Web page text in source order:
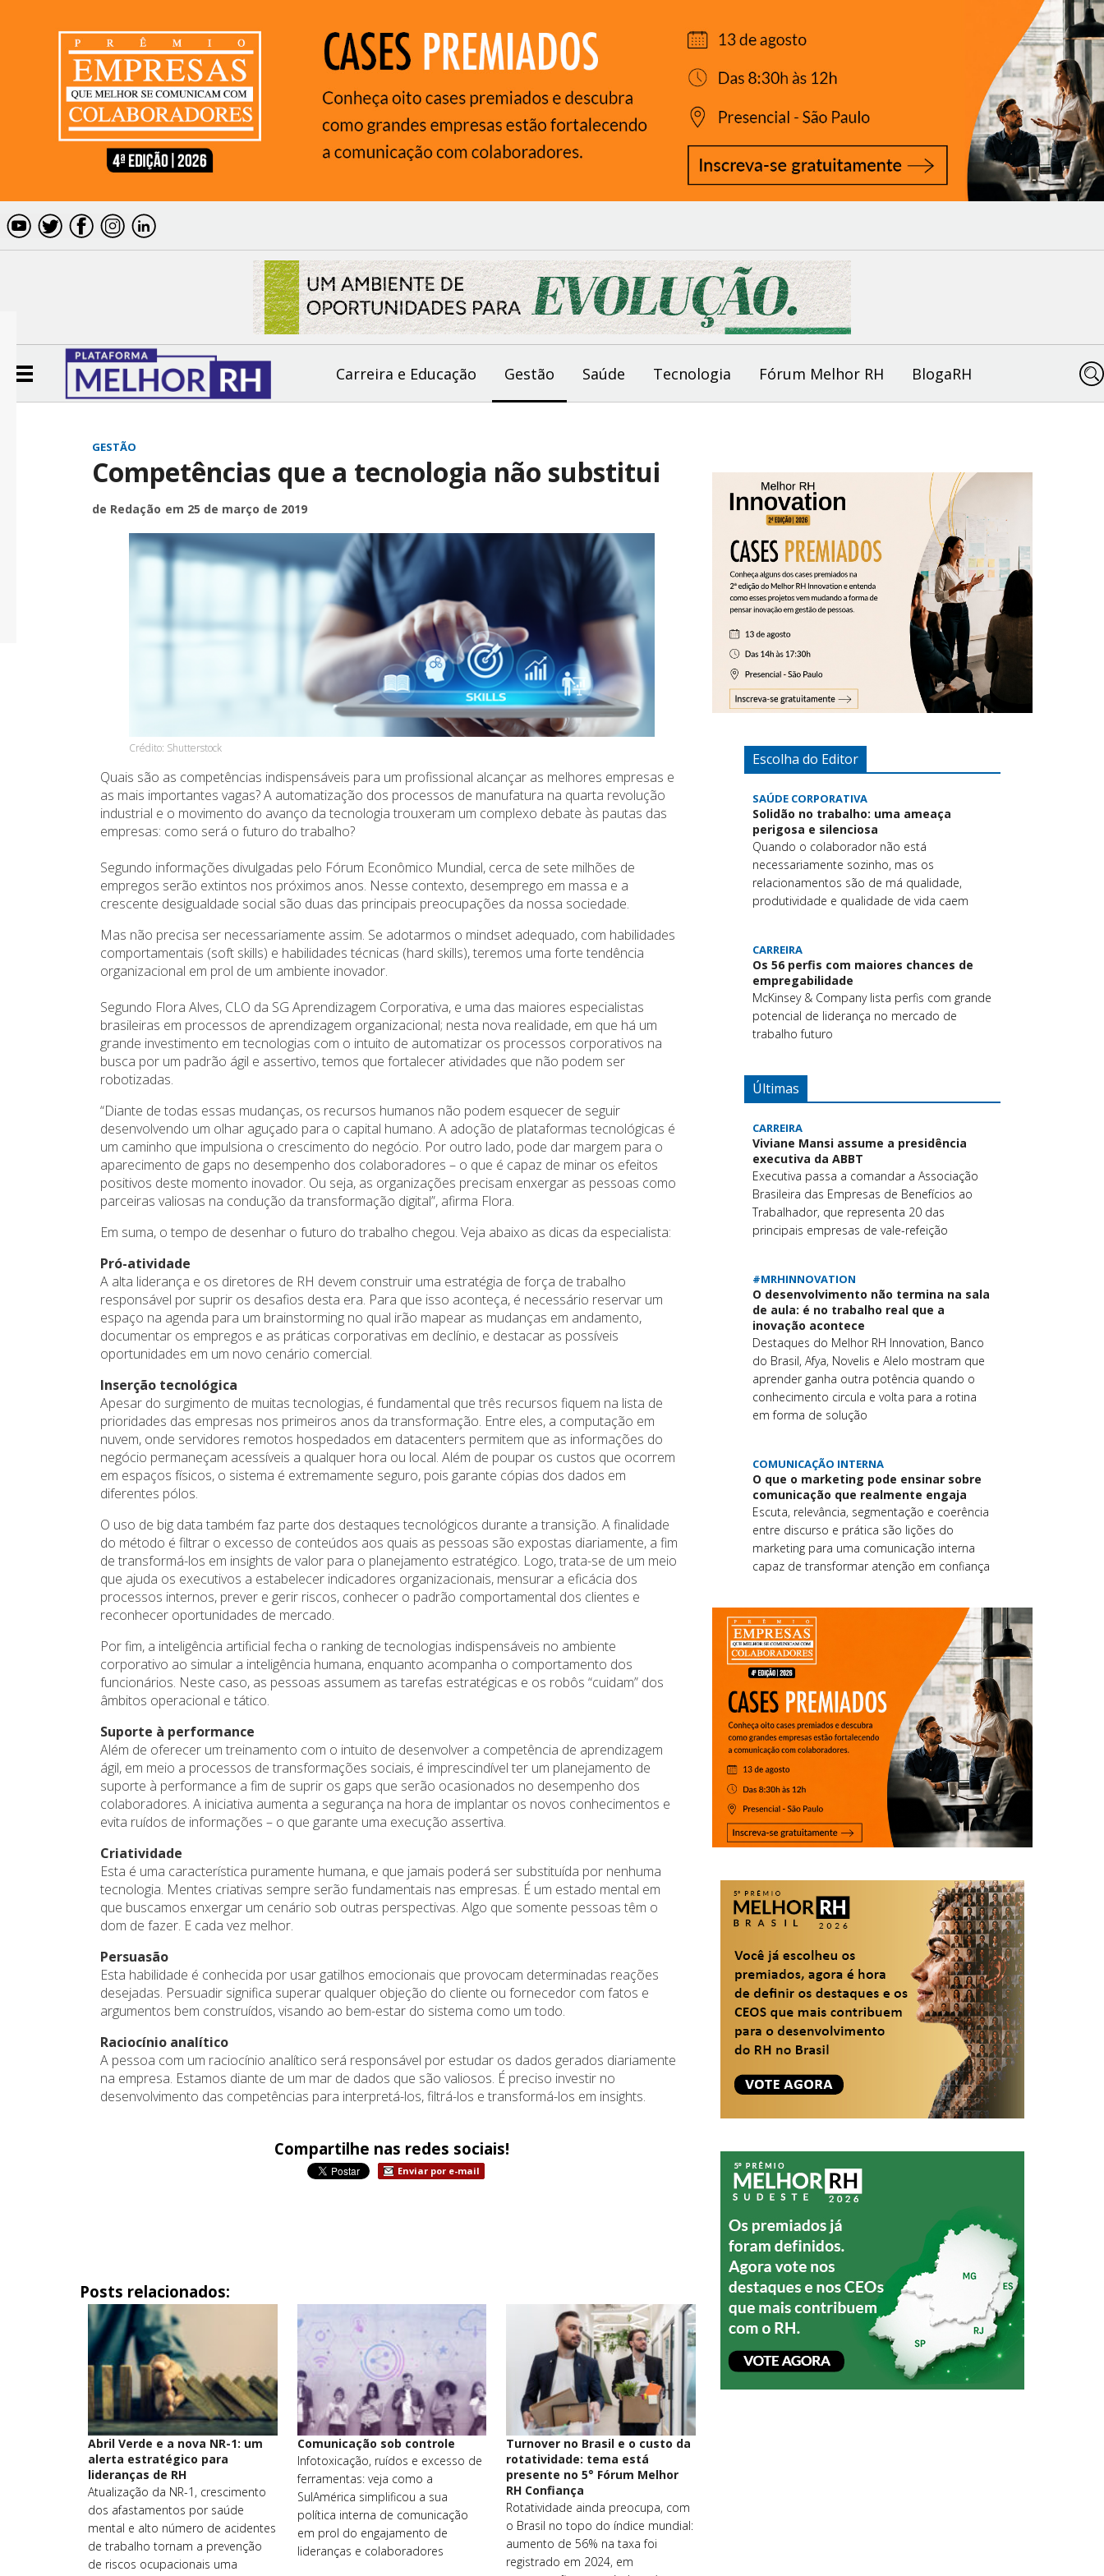
Carreira e Educação Gestão Saúde Tecnologia Fórum Melhor RH BlogaRH
GESTÃO
Competências que a tecnologia não substitui
de Redação em 25 de março de 2019
Crédito: Shutterstock
Quais são as competências indispensáveis para um profissional alcançar as melhores empresas e
as mais importantes vagas? A automatização dos processos de manufatura na quarta revolução
industrial e o movimento do avanço da tecnologia trouxeram um complexo debate às pautas das
empresas: como será o futuro do trabalho?
Segundo informações divulgadas pelo Fórum Econômico Mundial, cerca de sete milhões de
empregos serão extintos nos próximos anos. Nesse contexto, desemprego em massa e a
crescente desigualdade social são duas das principais preocupações da nossa sociedade.
Mas não precisa ser necessariamente assim. Se adotarmos o mindset adequado, com habilidades
comportamentais (soft skills) e habilidades técnicas (hard skills), teremos uma forte tendência
organizacional em prol de um ambiente inovador.
Segundo Flora Alves, CLO da SG Aprendizagem Corporativa, e uma das maiores especialistas
brasileiras em processos de aprendizagem organizacional; nesta nova realidade, em que há um
grande investimento em tecnologias com o intuito de automatizar os processos corporativos na
busca por um padrão ágil e assertivo, temos que fortalecer atividades que não podem ser
robotizadas.
“Diante de todas essas mudanças, os recursos humanos não podem esquecer de seguir
desenvolvendo um olhar aguçado para o capital humano. A adoção de plataformas tecnológicas é
um caminho que impulsiona o crescimento do negócio. Por outro lado, pode dar margem para o
aparecimento de gaps no desempenho dos colaboradores – o que é capaz de minar os efeitos
positivos deste momento inovador. Ou seja, as organizações precisam enxergar as pessoas como
parceiras valiosas na condução da transformação digital”, afirma Flora.
Em suma, o tempo de desenhar o futuro do trabalho chegou. Veja abaixo as dicas da especialista:
Pró-atividade
A alta liderança e os diretores de RH devem construir uma estratégia de força de trabalho
responsável por suprir os desafios desta era. Para que isso aconteça, é necessário reservar um
espaço na agenda para um brainstorming no qual irão mapear as mudanças em andamento,
documentar os empregos e as práticas corporativas em declínio, e destacar as possíveis
oportunidades em um novo cenário comercial.
Inserção tecnológica
Apesar do surgimento de muitas tecnologias, é fundamental que três recursos fiquem na lista de
prioridades das empresas nos primeiros anos da transformação. Entre eles, a computação em
nuvem, onde servidores remotos hospedados em datacenters permitem que as informações do
negócio permaneçam acessíveis a qualquer hora ou local. Além de poupar os custos que ocorrem
em espaços físicos, o sistema é extremamente seguro, pois garante cópias dos dados em
diferentes pólos.
O uso de big data também faz parte dos destaques tecnológicos durante a transição. A finalidade
do método é filtrar o excesso de conteúdos aos quais as pessoas são expostas diariamente, a fim
de transformá-los em insights de valor para o planejamento estratégico. Logo, trata-se de um meio
que ajuda os executivos a estabelecer indicadores organizacionais, mensurar a eficácia dos
processos internos, prever e gerir riscos, conhecer o padrão comportamental dos clientes e
reconhecer oportunidades de mercado.
Por fim, a inteligência artificial fecha o ranking de tecnologias indispensáveis no ambiente
corporativo ao simular a inteligência humana, enquanto acompanha o comportamento dos
funcionários. Neste caso, as pessoas assumem as tarefas estratégicas e os robôs “cuidam” dos
âmbitos operacional e tático.
Suporte à performance
Além de oferecer um treinamento com o intuito de desenvolver a competência de aprendizagem
ágil, em meio a processos de transformações sociais, é imprescindível ter um planejamento de
suporte à performance a fim de suprir os gaps que serão ocasionados no desempenho dos
colaboradores. A iniciativa aumenta a segurança na hora de implantar os novos conhecimentos e
evita ruídos de informações – o que garante uma execução assertiva.
Criatividade
Esta é uma característica puramente humana, e que jamais poderá ser substituída por nenhuma
tecnologia. Mentes criativas sempre serão fundamentais nas empresas. É um estado mental em
que buscamos enxergar um cenário sob outras perspectivas. Algo que somente pessoas têm o
dom de fazer. E cada vez melhor.
Persuasão
Esta habilidade é conhecida por usar gatilhos emocionais que provocam determinadas reações
desejadas. Persuadir significa superar qualquer objeção do cliente ou fornecedor com fatos e
argumentos bem construídos, visando ao bem-estar do sistema como um todo.
Raciocínio analítico
A pessoa com um raciocínio analítico será responsável por estudar os dados gerados diariamente
na empresa. Estamos diante de um mar de dados que são valiosos. É preciso investir no
desenvolvimento das competências para interpretá-los, filtrá-los e transformá-los em insights.
Compartilhe nas redes sociais!
Enviar por e-mail
Posts relacionados:
Abril Verde e a nova NR-1: um
alerta estratégico para
lideranças de RH
Atualização da NR-1, crescimento
dos afastamentos por saúde
mental e alto número de acidentes
de trabalho tornam a prevenção
de riscos ocupacionais uma
Comunicação sob controle
Infotoxicação, ruídos e excesso de
ferramentas: veja como a
SulAmérica simplificou a sua
política interna de comunicação
em prol do engajamento de
lideranças e colaboradores
Turnover no Brasil e o custo da
rotatividade: tema está
presente no 5° Fórum Melhor
RH Confiança
Rotatividade ainda preocupa, com
o Brasil no topo do índice mundial:
aumento de 56% na taxa foi
registrado em 2024, em
Escolha do Editor
SAÚDE CORPORATIVA
Solidão no trabalho: uma ameaça
perigosa e silenciosa
Quando o colaborador não está
necessariamente sozinho, mas os
relacionamentos são de má qualidade,
produtividade e qualidade de vida caem
CARREIRA
Os 56 perfis com maiores chances de
empregabilidade
McKinsey & Company lista perfis com grande
potencial de liderança no mercado de
trabalho futuro
Últimas
CARREIRA
Viviane Mansi assume a presidência
executiva da ABBT
Executiva passa a comandar a Associação
Brasileira das Empresas de Benefícios ao
Trabalhador, que representa 20 das
principais empresas de vale-refeição
#MRHINNOVATION
O desenvolvimento não termina na sala
de aula: é no trabalho real que a
inovação acontece
Destaques do Melhor RH Innovation, Banco
do Brasil, Afya, Novelis e Alelo mostram que
aprender ganha outra potência quando o
conhecimento circula e volta para a rotina
em forma de solução
COMUNICAÇÃO INTERNA
O que o marketing pode ensinar sobre
comunicação que realmente engaja
Escuta, relevância, segmentação e coerência
entre discurso e prática são lições do
marketing para uma comunicação interna
capaz de transformar atenção em confiança